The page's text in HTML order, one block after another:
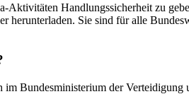
Aktivitäten Handlungssicherheit zu
herunterladen. Sie sind für alle
im Bundesministerium der